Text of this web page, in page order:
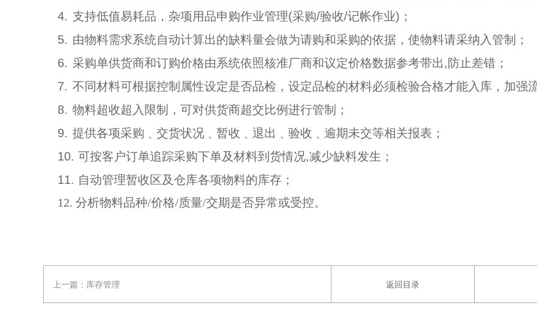
4. 支持低值易耗品，杂项用品申购作业管理(采购/验收/记帐作业)；
5. 由物料需求系统自动计算出的缺料量会做为请购和采购的依据，使物料请采纳入管制；
6. 采购单供货商和订购价格由系统依照核准厂商和议定价格数据参考带出,防止差错；
7. 不同材料可根据控制属性设定是否品检，设定品检的材料必须检验合格才能入库，加强
8. 物料超收超入限制，可对供货商超交比例进行管制；
9. 提供各项采购﹑交货状况﹑暂收﹑退出﹑验收﹑逾期未交等相关报表；
10. 可按客户订单追踪采购下单及材料到货情况,减少缺料发生；
11. 自动管理暂收区及仓库各项物料的库存；
12. 分析物料品种/价格/质量/交期是否异常或受控。
上一篇： 库存管理 返回目录